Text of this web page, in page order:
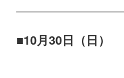
10月30日（日）